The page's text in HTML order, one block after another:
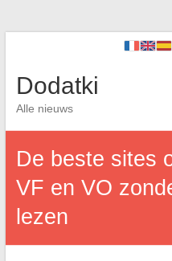
Dodatki
Alle nieuws
De beste sites
VF en VO
lezen